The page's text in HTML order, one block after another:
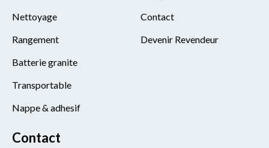
Nettoyage
Rangement
Batterie granite
Transportable
Nappe & adhesif
Contact
Devenir Revendeur
Contact